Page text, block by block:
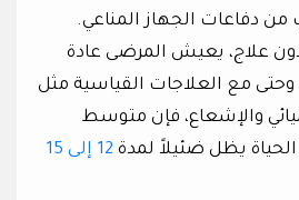
من دفاعات الجهاز المناعي.
علاج، يعيش المرضى عادة
فقط. وحتى مع العلاجات القياسية مثل
والإشعاع، فإن متوسط
يظل ضئيلاً لمدة
12 إلى 15